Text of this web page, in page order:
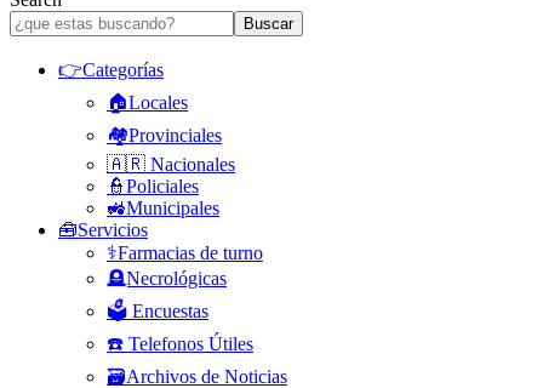
👉Categorías
🏠Locales
🏘️Provinciales
🇦🇷 Nacionales
👮Policiales
🚜Municipales
🧰Servicios
⚕️Farmacias de turno
🪦Necrológicas
🗳️ Encuestas
☎️ Telefonos Útiles
🗃️Archivos de Noticias